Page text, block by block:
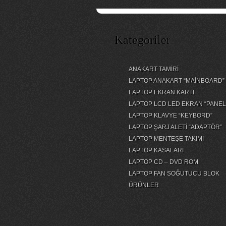
Kategoriler
ANAKART TAMİRİ
LAPTOP ANAKART “MAİNBOARD”
LAPTOP EKRAN KARTI
LAPTOP LCD LED EKRAN
LAPTOP KLAVYE “KEYBORD”
LAPTOP ŞARJ ALETİ “ADAPTÖR”
LAPTOP MENTEŞE TAKIMI
LAPTOP KASALARI
LAPTOP CD – DVD ROM
LAPTOP FAN SOĞUTUCU BLOK
ÜRÜNLER